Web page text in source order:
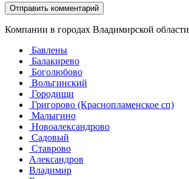
Компании в городах Владимирской области
Бавлены
Балакирево
Боголюбово
Вольгинский
Городищи
Григорово (Краснопламенское сп)
Малыгино
Новоалександрово
Садовый
Ставрово
Александров
Владимир